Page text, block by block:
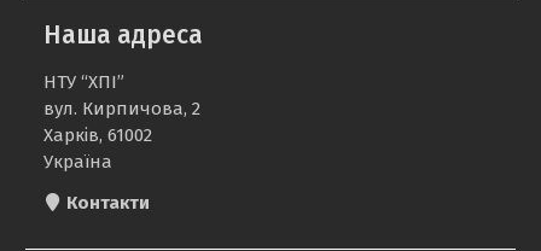
Наша адреса
НТУ “ХПІ”
вул. Кирпичова, 2
Харків, 61002
Україна
Контакти